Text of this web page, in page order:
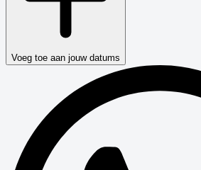
Voeg toe aan jouw datums